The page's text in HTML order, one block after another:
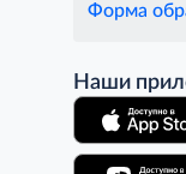
Форма
Наши